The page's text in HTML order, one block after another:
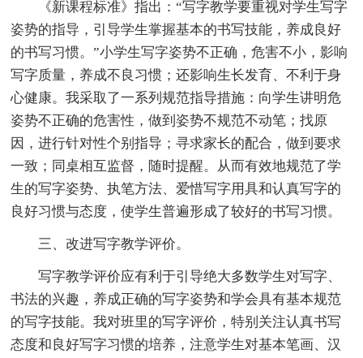
《新课程标准》指出：“写字教学要重视对学生写字
姿势的指导，引导学生掌握基本的书写技能，养成良好
的书写习惯。”小学生写字姿势不正确，危害不小，影响
写字质量，养成不良习惯；还影响生长发育、不利于身
心健康。我采取了一系列规范指导措施：向学生讲明危
姿势不正确的危害性，做到姿势不规范不动笔；找原
因，进行针对性个别指导；寻求家长的配合，做到要求
一致；同桌相互监督，随时提醒。从而有效地规范了学
生的写字姿势、执笔方法、爱惜写字用具和认真写字的
良好习惯与态度，使学生普遍形成了较好的书写习惯。
三、改进写字教学评价。
写字教学评价应有利于引导绝大多数学生对写字、
书法的兴趣，养成正确的写字姿势和学会具有基本规范
的写字技能。我对班里的写字评价，特别关注认真书写
态度和良好写字习惯的培养，注意学生对基本笔画、汉